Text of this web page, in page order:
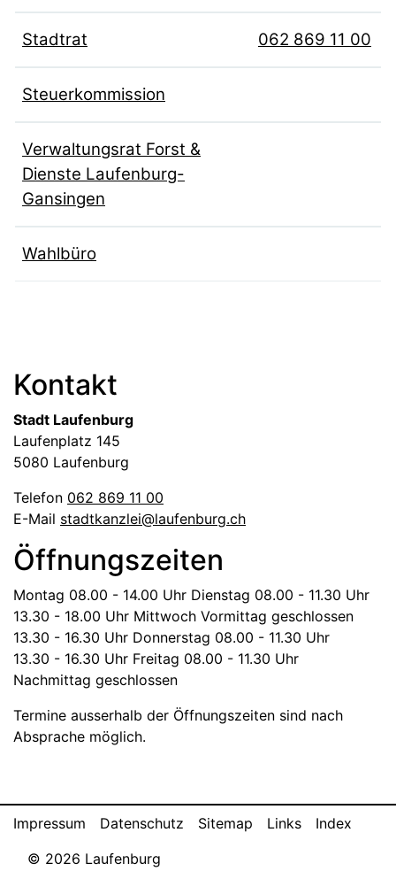
Stadtrat 062 869 11 00
Steuerkommission
Verwaltungsrat Forst &
Dienste Laufenburg-
Gansingen
Wahlbüro
Fussbereich
Kontakt
Stadt Laufenburg
Laufenplatz 145
5080 Laufenburg
Telefon 062 869 11 00
E-Mail stadtkanzlei@laufenburg.ch
Öffnungszeiten
Montag 08.00 - 14.00 Uhr Dienstag 08.00 - 11.30 Uhr
13.30 - 18.00 Uhr Mittwoch Vormittag geschlossen
13.30 - 16.30 Uhr Donnerstag 08.00 - 11.30 Uhr
13.30 - 16.30 Uhr Freitag 08.00 - 11.30 Uhr
Nachmittag geschlossen
Termine ausserhalb der Öffnungszeiten sind nach
Absprache möglich.
Toolbar
Impressum Datenschutz Sitemap Links
Index
© 2026 Laufenburg